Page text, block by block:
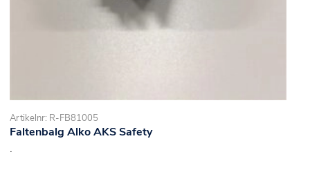
Artikelnr: R-FB81005
Faltenbalg Alko AKS Safety